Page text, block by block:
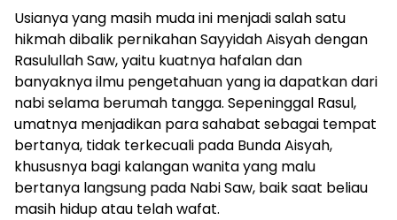
Usianya yang masih muda ini menjadi salah satu
hikmah dibalik pernikahan Sayyidah Aisyah dengan
Rasulullah Saw, yaitu kuatnya hafalan dan
banyaknya ilmu pengetahuan yang ia dapatkan dari
nabi selama berumah tangga. Sepeninggal Rasul,
umatnya menjadikan para sahabat sebagai tempat
bertanya, tidak terkecuali pada Bunda Aisyah,
khususnya bagi kalangan wanita yang malu
bertanya langsung pada Nabi Saw, baik saat beliau
masih hidup atau telah wafat.